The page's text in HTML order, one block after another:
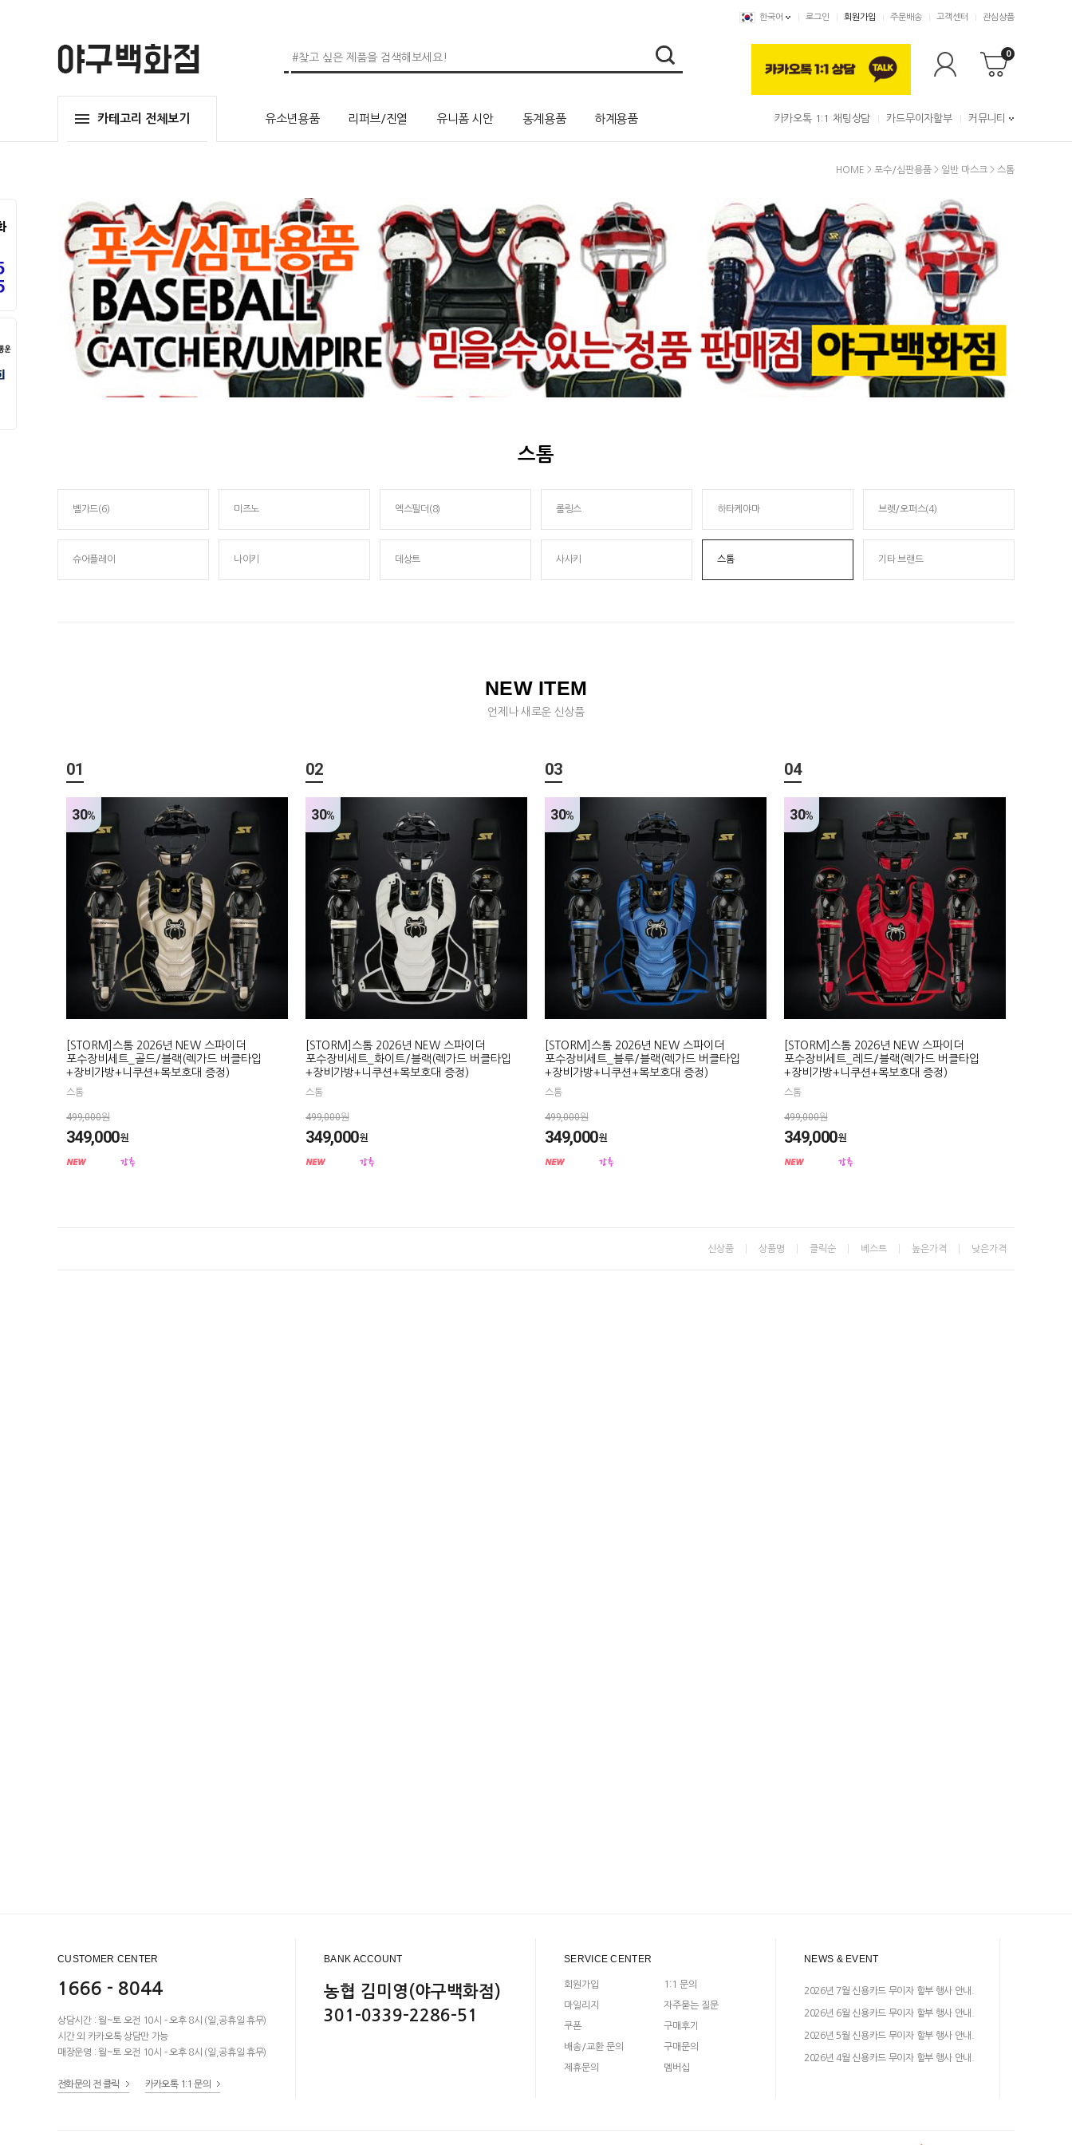
한국어 로그인 회원가입 주문배송 고객센터 관심상품
0
카테고리 전체보기 유소년용품 리퍼브/진열 유니폼 시안 동계용품 하계용품 카카오톡 1:1 채팅상담 카드무이자할부 커뮤니티
HOME > 포수/심판용품 > 일반 마스크 > 스톰
스톰
벨가드(6) 미즈노 엑스필더(8) 롤링스 하타케야마 브렛/오퍼스(4)
슈어플레이 나이키 데상트 사사키 스톰 기타 브랜드
NEW ITEM
언제나 새로운 신상품
01
30%
[STORM]스톰 2026년 NEW 스파이더
포수장비세트_골드/블랙(렉가드 버클타입
+장비가방+니쿠션+목보호대 증정)
스톰
499,000원
349,000원
02
30%
[STORM]스톰 2026년 NEW 스파이더
포수장비세트_화이트/블랙(렉가드 버클타입
+장비가방+니쿠션+목보호대 증정)
스톰
499,000원
349,000원
03
30%
[STORM]스톰 2026년 NEW 스파이더
포수장비세트_블루/블랙(렉가드 버클타입
+장비가방+니쿠션+목보호대 증정)
스톰
499,000원
349,000원
04
30%
[STORM]스톰 2026년 NEW 스파이더
포수장비세트_레드/블랙(렉가드 버클타입
+장비가방+니쿠션+목보호대 증정)
스톰
499,000원
349,000원
신상품 상품명 클릭순 베스트 높은가격 낮은가격
CUSTOMER CENTER
1666 - 8044
상담시간 : 월~토 오전 10시 - 오후 8시 (일,공휴일 휴무)
시간 외 카카오톡 상담만 가능
매장운영 : 월~토 오전 10시 - 오후 8시 (일,공휴일 휴무)
전화문의 전 클릭 카카오톡 1:1 문의
BANK ACCOUNT
농협 김미영(야구백화점)
301-0339-2286-51
SERVICE CENTER
회원가입
마일리지
쿠폰
배송/교환 문의
제휴문의
1:1 문의
자주묻는 질문
구매후기
구매문의
멤버십
NEWS & EVENT
2026년 7월 신용카드 무이자 할부 행사 안내.
2026년 6월 신용카드 무이자 할부 행사 안내.
2026년 5월 신용카드 무이자 할부 행사 안내.
2026년 4월 신용카드 무이자 할부 행사 안내.